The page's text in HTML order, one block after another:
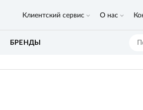
Клиентский сервис О нас
БРЕНДЫ